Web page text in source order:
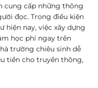
cung cấp những thông
đọc. Trong điều kiện
hiện nay, việc xây dựng
học phí ngay trên
trường chiêu sinh dễ
tiền cho truyền thông,